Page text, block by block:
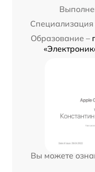
Специализация
Образование –
Вы можете